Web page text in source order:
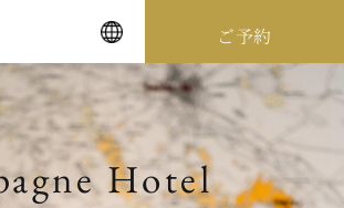
ご予約
Hotel